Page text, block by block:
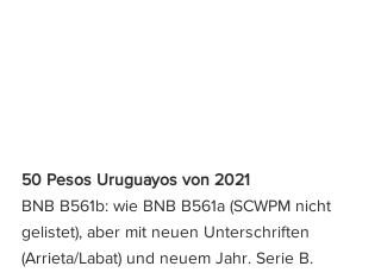
50 Pesos Uruguayos von 2021
BNB B561b: wie BNB B561a (SCWPM nicht
gelistet), aber mit neuen Unterschriften
(Arrieta/Labat) und neuem Jahr. Serie B.